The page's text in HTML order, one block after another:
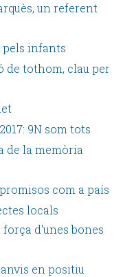
un referent
pels infants
de tothom, clau per
9N som tots
de la memòria
com a país
locals
força d'unes bones
en positiu